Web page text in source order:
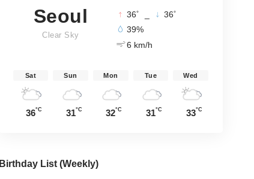
Seoul
Clear Sky
36° 36°
39%
6 km/h
Sat
36°C
Sun
31°C
Mon
32°C
Tue
31°C
Wed
33°C
Birthday List (Weekly)